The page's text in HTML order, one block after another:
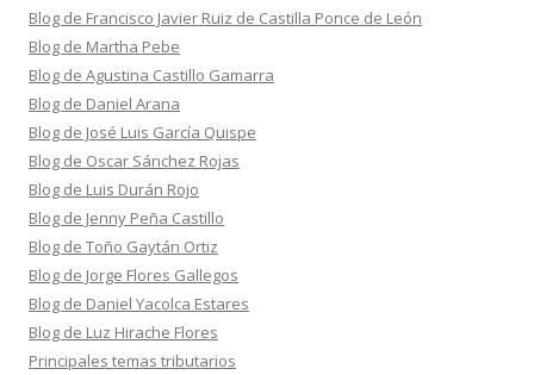
Blog de Francisco Javier Ruiz de Castilla Ponce de León
Blog de Martha Pebe
Blog de Agustina Castillo Gamarra
Blog de Daniel Arana
Blog de José Luis García Quispe
Blog de Oscar Sánchez Rojas
Blog de Luis Durán Rojo
Blog de Jenny Peña Castillo
Blog de Toño Gaytán Ortiz
Blog de Jorge Flores Gallegos
Blog de Daniel Yacolca Estares
Blog de Luz Hirache Flores
Principales temas tributarios